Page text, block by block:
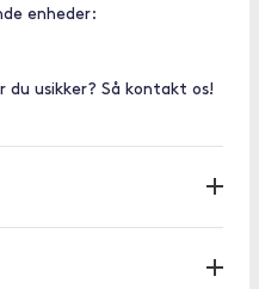
enheder:
du usikker? Så kontakt os!